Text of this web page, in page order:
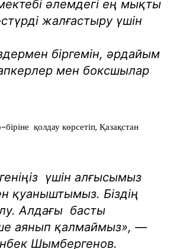
әлемдегі ең мықты
жалғастыру үшін
біргемін, әрдайым
мен боксшылар
қолдау көрсетіп, Қазақстан
үшін алғысымыз
қуаныштымыз. Біздің
Алдағы басты
аянып қалмаймыз», —
Шымбергенов.